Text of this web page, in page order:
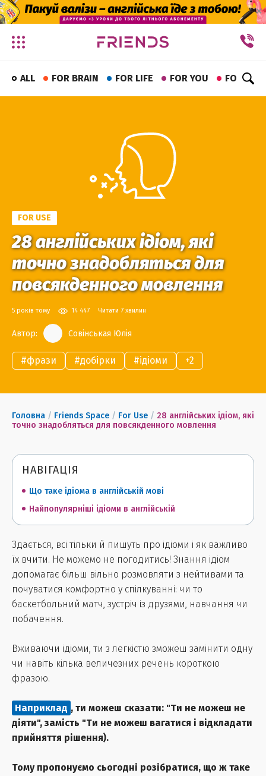
✕
ALL FOR BRAIN FOR LIFE FOR YOU FOR FUN
FOR USE
28 англійських ідіом, які
точно знадобляться для
повсякденного мовлення
5 років тому 14 447 Читати 7 хвилин
Автор: Совінськая Юлія
#фрази #добірки #ідіоми +2
Головна / Friends Space / For Use / 28 англійських ідіом, які
точно знадобляться для повсякденного мовлення
НАВІГАЦІЯ
Що таке ідіома в англійській мові
Найпопулярніші ідіоми в англійській
Здається, всі тільки й пишуть про ідіоми і як важливо
їх вчити. Не можемо не погодитись! Знання ідіом
допомагає більш вільно розмовляти з нейтивами та
почуватися комфортно у спілкуванні: чи то
баскетбольний матч, зустріч із друзями, навчання чи
побачення.
Вживаючи ідіоми, ти з легкістю зможеш замінити одну
чи навіть кілька величезних речень короткою
фразою.
Наприклад , ти можеш сказати: "Ти не можеш не
діяти", замість "Ти не можеш вагатися і відкладати
прийняття рішення).
Тому пропонуємо сьогодні розібратися, що ж таке